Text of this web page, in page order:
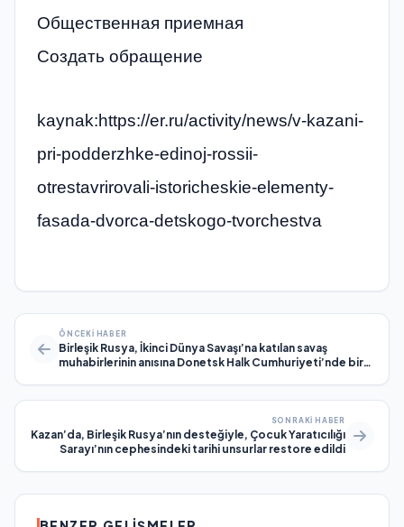
Общественная приемная
Создать обращение
kaynak:https://er.ru/activity/news/v-kazani-
pri-podderzhke-edinoj-rossii-
otrestavrirovali-istoricheskie-elementy-
fasada-dvorca-detskogo-tvorchestva
ÖNCEKI HABER
Birleşik Rusya, İkinci Dünya Savaşı’na katılan savaş
muhabirlerinin anısına Donetsk Halk Cumhuriyeti’nde bir
SONRAKI HABER
Kazan’da, Birleşik Rusya’nın desteğiyle, Çocuk Yaratıcılığı
Sarayı’nın cephesindeki tarihi unsurlar restore edildi